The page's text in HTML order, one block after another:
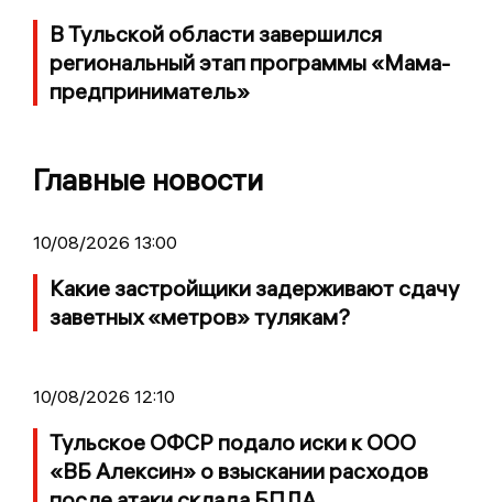
В Тульской области завершился
региональный этап программы «Мама-
предприниматель»
Главные новости
10/08/2026 13:00
Какие застройщики задерживают сдачу
заветных «метров» тулякам?
10/08/2026 12:10
Тульское ОФСР подало иски к ООО
«ВБ Алексин» о взыскании расходов